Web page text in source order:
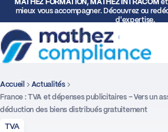
mieux vous accompagner. Découvrez ou
d'expertise.
Formations
Accueil
Actualités
France : TVA et dépenses publicitaires – Vers un
déduction des biens distribués gratuitement
TVA